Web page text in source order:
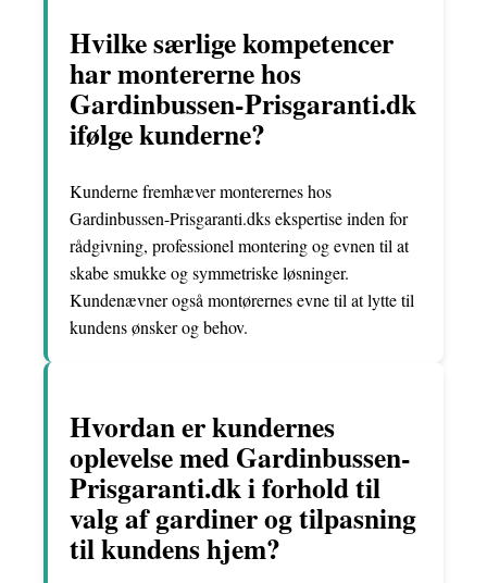
Hvilke særlige kompetencer
har montererne hos
Gardinbussen-Prisgaranti.dk
ifølge kunderne?
Kunderne fremhæver monterernes hos
Gardinbussen-Prisgaranti.dks ekspertise inden for
rådgivning, professionel montering og evnen til at
skabe smukke og symmetriske løsninger.
Kundenævner også montørernes evne til at lytte til
kundens ønsker og behov.
Hvordan er kundernes
oplevelse med Gardinbussen-
Prisgaranti.dk i forhold til
valg af gardiner og tilpasning
til kundens hjem?